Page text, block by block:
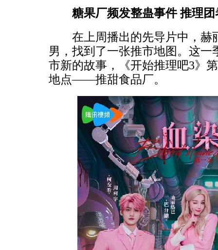
糖果厂频发整蛊事件 推理
在上周播出的先导片中，赫
男，找到了一张推市地图。这
市新的故事，《开始推理吧3》
地点——推甜食品厂。